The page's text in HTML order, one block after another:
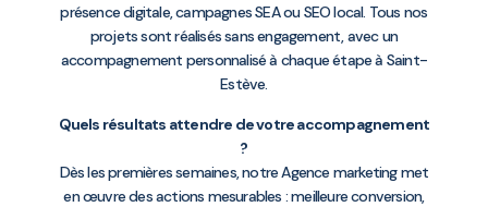
présence digitale, campagnes SEA ou SEO local. Tous nos
projets sont réalisés sans engagement, avec un
accompagnement personnalisé à chaque étape à Saint-
Estève.
Quels résultats attendre de votre accompagnement
?
Dès les premières semaines, notre Agence marketing met
en œuvre des actions mesurables : meilleure conversion,